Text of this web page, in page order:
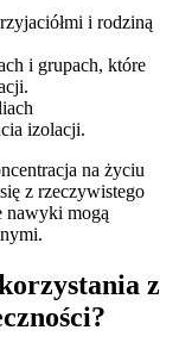
i rodziną
i grupach, które
izolacji.
na życiu
z rzeczywistego
nawyki mogą
z